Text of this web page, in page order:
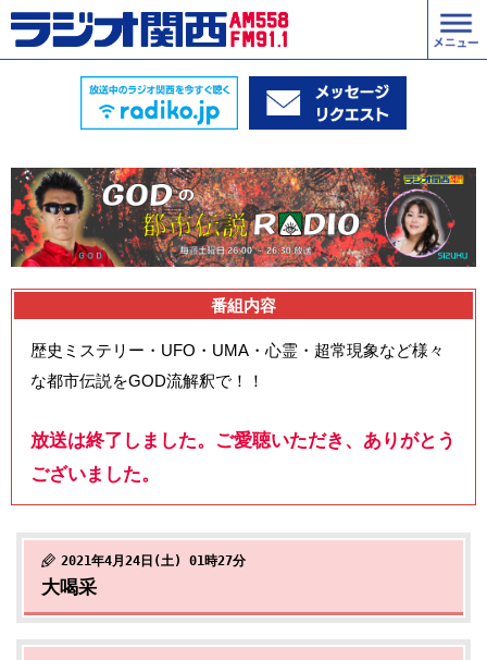
番組内容
歴史ミステリー・UFO・UMA・心霊・超常現象など様々
な都市伝説をGOD流解釈で！！
放送は終了しました。ご愛聴いただき、ありがとう
ございました。
2021年4月24日(土) 01時27分
大喝采